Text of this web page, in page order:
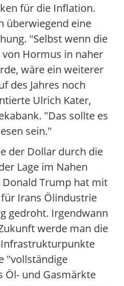
für die Inflation.
überwiegend eine
"Selbst wenn die
Hormus in naher
wäre ein weiterer
des Jahres noch
Ulrich Kater,
"Das sollte es
sein."
der Dollar durch die
Lage im Nahen
Donald Trump hat mit
Irans Ölindustrie
gedroht. Irgendwann
werde man die
"vollständige
Öl- und Gasmärkte